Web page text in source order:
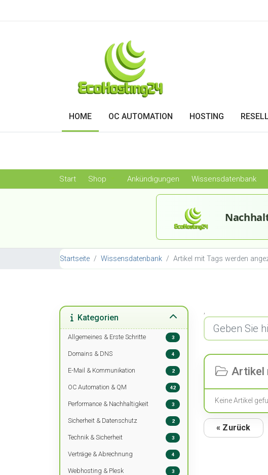
HOME OC AUTOMATION HOSTING
Start Shop Ankündigungen Wissensdatenbank
Startseite Wissensdatenbank Artikel mit Tags werden
Kategorien
Allgemeines & Erste Schritte 3
Domains & DNS 4
E-Mail & Kommunikation 2
OC Automation & QM 42
Performance & Nachhaltigkeit 3
Sicherheit & Datenschutz 2
Technik & Sicherheit 3
Verträge & Abrechnung 4
Webhosting & Plesk 3
Artikel
Keine Artikel
« Zurück